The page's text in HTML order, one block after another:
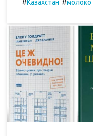
#Казахстан #молоко